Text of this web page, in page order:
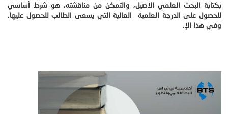
بكتابة البحث العلمي الاصيل، والتمكن من مناقشته، هو شرط أساسي
للحصول على الدرجة العلمية العالية التي يسعى الطالب للحصول عليها.
وفي هذا الإ.